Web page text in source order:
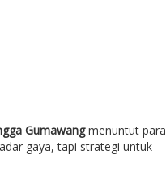
Gumawangmenuntut para
gaya, tapi strategi untuk